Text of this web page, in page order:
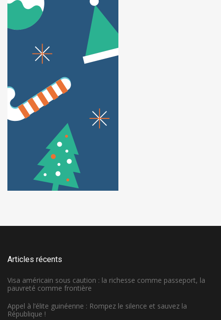
Articles récents
Visa américain sous caution : la richesse comme passeport, la
pauvreté comme frontière
Appel à l’élite guinéenne : Rompez le silence et sauvez la
République !